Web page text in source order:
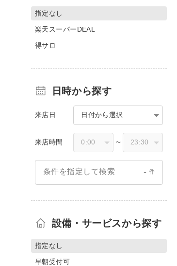
指定なし
楽天スーパーDEAL
得サロ
日時から探す
来店日 日付から選択
来店時間 〜
条件を指定して検索 - 件
設備・サービスから探す
指定なし
早朝受付可